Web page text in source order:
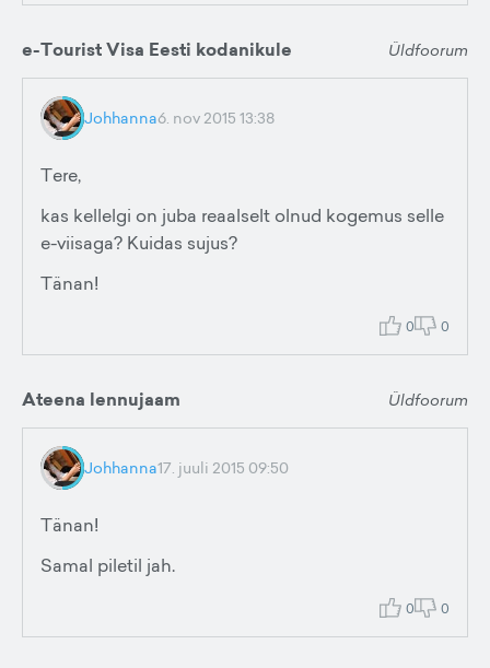
e-Tourist Visa Eesti kodanikule Üldfoorum
Johhanna6. nov 2015 13:38
Tere,
kas kellelgi on juba reaalselt olnud kogemus selle
e-viisaga? Kuidas sujus?
Tänan!
0 0
Ateena lennujaam Üldfoorum
Johhanna17. juuli 2015 09:50
Tänan!
Samal piletil jah.
0 0